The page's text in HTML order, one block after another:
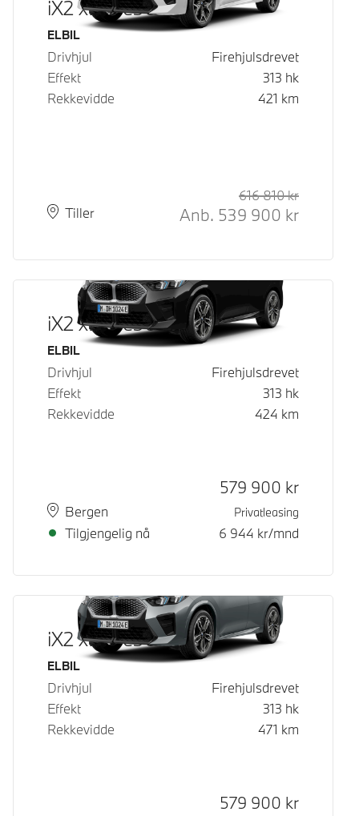
iX2 xDrive30
Drivstoff
ELBIL
Drivhjul
Firehjulsdrevet
Effekt
313 hk
Rekkevidde
421 km
PlassTiller
Leveringstid
616 810kr
Anb. 539 900 kr
iX2 xDrive30
Drivstoff
ELBIL
Drivhjul
Firehjulsdrevet
Effekt
313 hk
Rekkevidde
424 km
PlassBergen
Leveringstid
Tilgjengelig nå
Kontantpris
579 900 kr
Privatleasing
6 944 kr/mnd
iX2 xDrive30
Drivstoff
ELBIL
Drivhjul
Firehjulsdrevet
Effekt
313 hk
Rekkevidde
471 km
Kontantpris
579 900 kr